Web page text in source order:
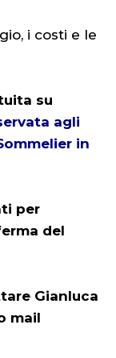
i costi e le
su
agli
in
per
del
Gianluca
mail